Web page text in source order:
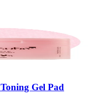
Gel Pad